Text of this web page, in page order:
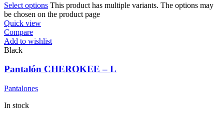
Select options This product has multiple variants. The options may
be chosen on the product page
Quick view
Compare
Add to wishlist
Black
Pantalón CHEROKEE – L
Pantalones
In stock